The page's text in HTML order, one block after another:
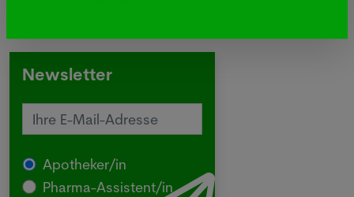
Newsletter
Apotheker/in
Pharma-Assistent/in